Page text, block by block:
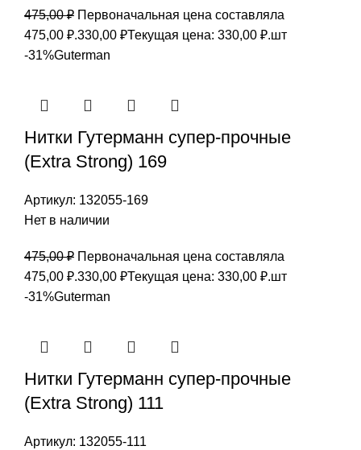
475,00₽ Первоначальная цена составляла
475,00 ₽.330,00 ₽Текущая цена: 330,00 ₽.шт
-31%Guterman
Нитки Гутерманн супер-прочные
(Extra Strong) 169
Артикул: 132055-169
Нет в наличии
475,00₽ Первоначальная цена составляла
475,00 ₽.330,00 ₽Текущая цена: 330,00 ₽.шт
-31%Guterman
Нитки Гутерманн супер-прочные
(Extra Strong) 111
Артикул: 132055-111